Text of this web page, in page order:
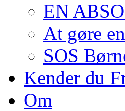
EN
At gøre
SOS
Kender du
Om